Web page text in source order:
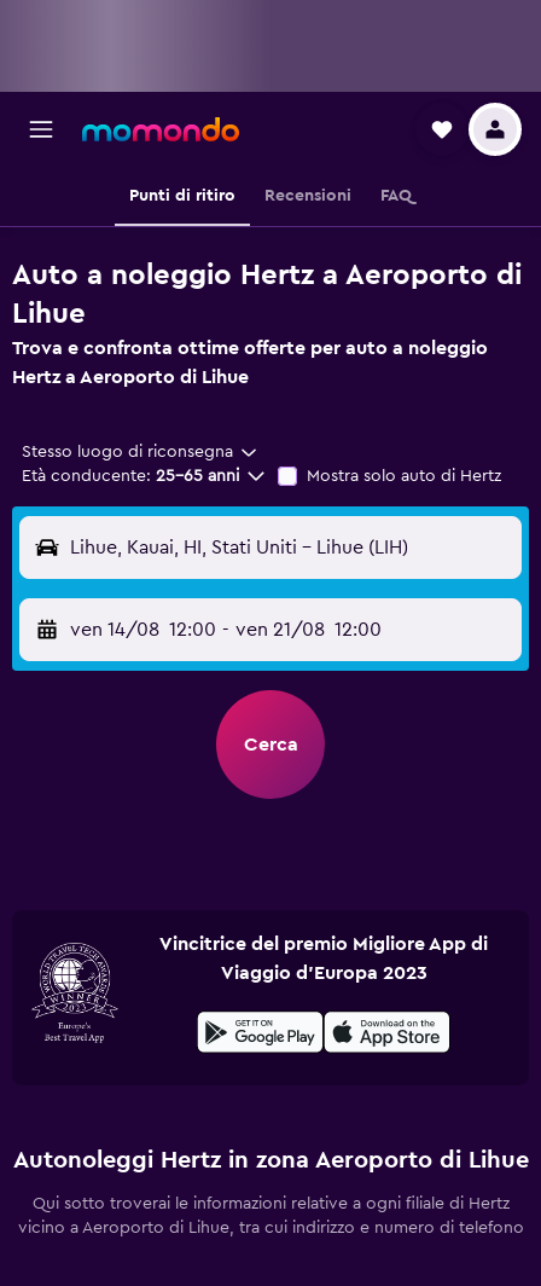
Punti di ritiro Recensioni FAQ
Auto a noleggio Hertz a Aeroporto di
Lihue
Trova e confronta ottime offerte per auto a noleggio
Hertz a Aeroporto di Lihue
Stesso luogo di riconsegna
Età conducente: 25-65 anni Mostra solo auto di Hertz
Lihue, Kauai, HI, Stati Uniti - Lihue (LIH)
ven 14/08 12:00 - ven 21/08 12:00
Cerca
Vincitrice del premio Migliore App di
Viaggio d'Europa 2023
Autonoleggi Hertz in zona Aeroporto di Lihue
Qui sotto troverai le informazioni relative a ogni filiale di Hertz
vicino a Aeroporto di Lihue, tra cui indirizzo e numero di telefono